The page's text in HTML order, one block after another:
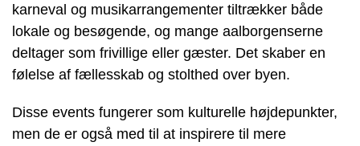
karneval og musikarrangementer tiltrækker både
lokale og besøgende, og mange aalborgenserne
deltager som frivillige eller gæster. Det skaber en
følelse af fællesskab og stolthed over byen.
Disse events fungerer som kulturelle højdepunkter,
men de er også med til at inspirere til mere